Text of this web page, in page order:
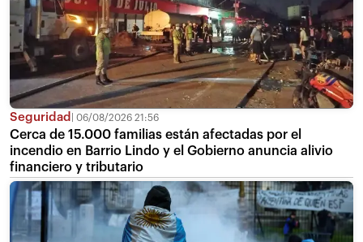
Seguridad 06/08/2026 21:56
Cerca de 15.000 familias están afectadas por el
incendio en Barrio Lindo y el Gobierno anuncia alivio
financiero y tributario